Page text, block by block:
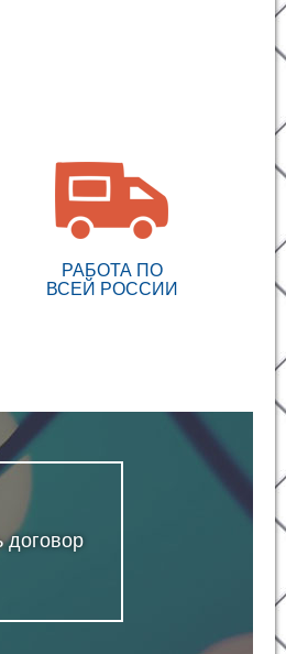
РАБОТА ПО
ВСЕЙ РОССИИ
договор